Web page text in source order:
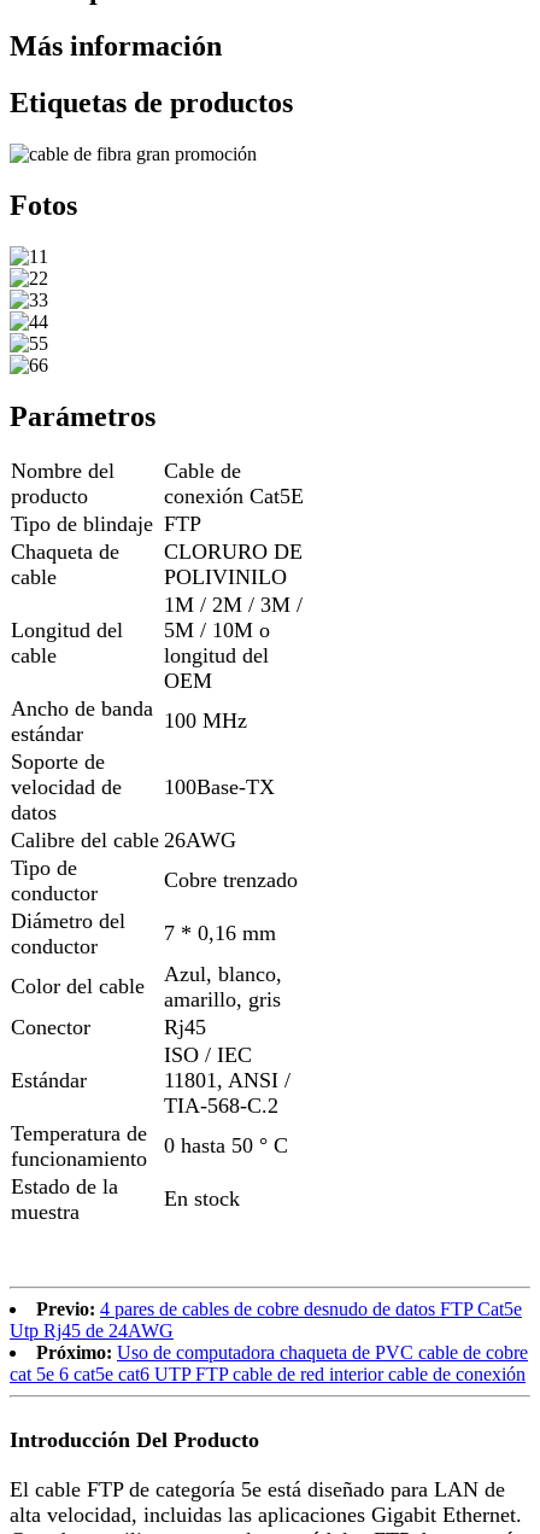
Más información
Etiquetas de productos
Fotos
Parámetros
Nombre del
producto
Cable de
conexión Cat5E
Tipo de blindaje FTP
Chaqueta de
cable
CLORURO DE
POLIVINILO
Longitud del
cable
1M / 2M / 3M /
5M / 10M o
longitud del
OEM
Ancho de banda
estándar
100 MHz
Soporte de
velocidad de
datos
100Base-TX
Calibre del cable 26AWG
Tipo de
conductor
Cobre trenzado
Diámetro del
conductor
7 * 0,16 mm
Color del cable
Azul, blanco,
amarillo, gris
Conector
Rj45
Estándar
ISO / IEC
11801, ANSI /
TIA-568-C.2
Temperatura de
funcionamiento
0 hasta 50 ° C
Estado de la
muestra
En stock
Previo: 4 pares de cables de cobre desnudo de datos FTP Cat5e
Utp Rj45 de 24AWG
Próximo: Uso de computadora chaqueta de PVC cable de cobre
cat 5e 6 cat5e cat6 UTP FTP cable de red interior cable de conexión
Introducción Del Producto
El cable FTP de categoría 5e está diseñado para LAN de
alta velocidad, incluidas las aplicaciones Gigabit Ethernet.